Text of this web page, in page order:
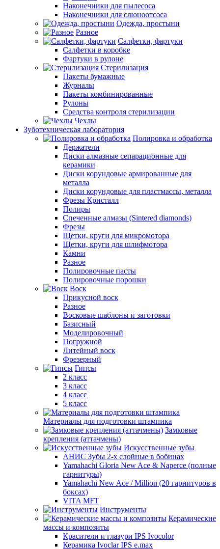
Наконечники для пылесоса
Наконечники для слюноотсоса
Одежда, простыни
Разное
Салфетки, фартуки
Салфетки в коробке
Фартуки в рулоне
Стерилизация
Пакеты бумажные
Журналы
Пакеты комбинированные
Рулоны
Средства контроля стерилизации
Чехлы
Зуботехническая лаборатория
Полировка и обработка
Держатели
Диски алмазные сепарационные для
керамики
Диски корундовые армированные для
металла
Диски корундовые для пластмассы, металла
Фрезы Кристалл
Полиры
Спеченные алмазы (Sintered diamonds)
Фрезы
Щетки, круги для микромотора
Щетки, круги для шлифмотора
Камни
Разное
Полировочные пасты
Полировочные порошки
Воск
Прикусной воск
Разное
Восковые шаблоны и заготовки
Базисный
Моделировочный
Погружной
Литейный воск
Фрезерный
Гипсы
2 класс
3 класс
4 класс
5 класс
Материалы для подготовки штампика
Замковые
крепления (аттачмены)
Искусственные зубы
АНИС Зубы 2-х слойные в бобинах
Yamahachi Gloria New Ace & Naperce (полные
гарнитуры)
Yamahachi New Ace / Million (20 гарнитуров в
боксах)
VITA MFT
Инструменты
Керамические
массы и композиты
Красители и глазури IPS Ivocolor
Керамика Ivoclar IPS e.max